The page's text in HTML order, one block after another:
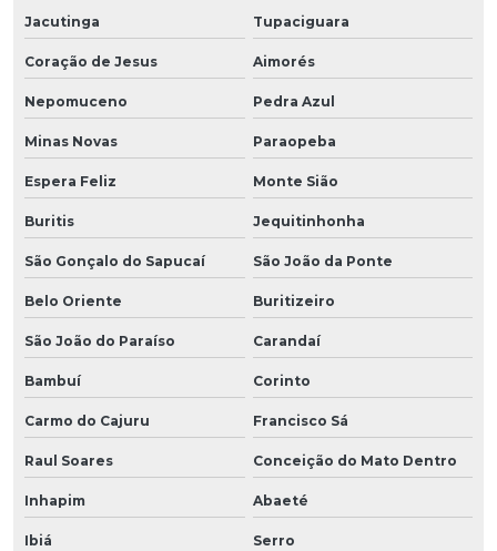
Jacutinga Tupaciguara
Coração de Jesus Aimorés
Nepomuceno Pedra Azul
Minas Novas Paraopeba
Espera Feliz Monte Sião
Buritis Jequitinhonha
São Gonçalo do Sapucaí São João da Ponte
Belo Oriente Buritizeiro
São João do Paraíso Carandaí
Bambuí Corinto
Carmo do Cajuru Francisco Sá
Raul Soares Conceição do Mato Dentro
Inhapim Abaeté
Ibiá Serro